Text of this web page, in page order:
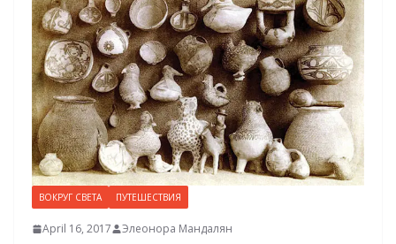
ВОКРУГ СВЕТА ПУТЕШЕСТВИЯ
April 16, 2017 Элеонора Мандалян